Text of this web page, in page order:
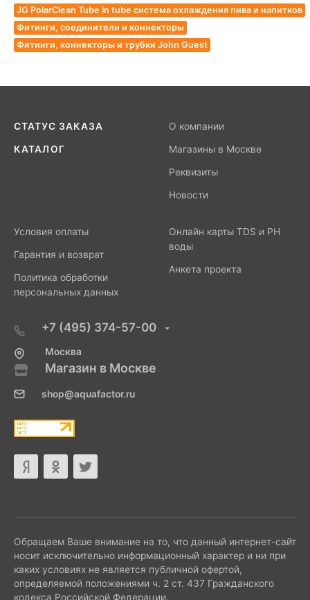
JG PolarClean Tube in tube система охлаждения пива и напитков
Фитинги, соединители и коннекторы
Фитинги, коннекторы и трубки John Guest
СТАТУС ЗАКАЗА
КАТАЛОГ
О компании
Магазины в Москве
Реквизиты
Новости
Условия оплаты
Гарантия и возврат
Политика обработки
персональных данных
Онлайн карты TDS и PH
воды
Анкета проекта
+7 (495) 374-57-00
Москва
Магазин в Москве
shop@aquafactor.ru
Обращаем Ваше внимание на то, что данный интернет-сайт
носит исключительно информационный характер и ни при
каких условиях не является публичной офертой,
определяемой положениями ч. 2 ст. 437 Гражданского
кодекса Российской Федерации.